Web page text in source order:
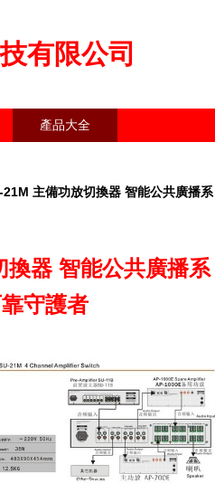
有限公司
產品大全
21M 主備功放切換器 智能公共廣播系
換器 智能公共廣播系
守護者